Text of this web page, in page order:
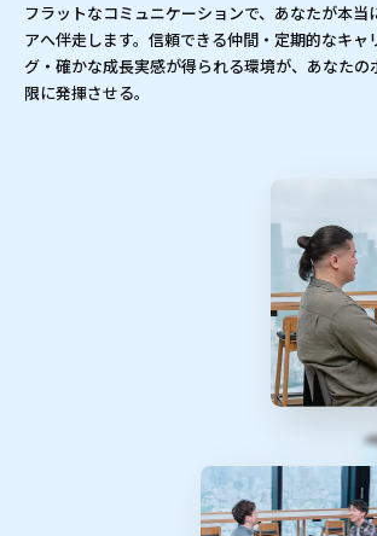
フラットなコミュニケーションで、あなたが本当
アへ伴走します。信頼できる仲間・定期的なキャ
グ・確かな成長実感が得られる環境が、あなた
限に発揮させる。